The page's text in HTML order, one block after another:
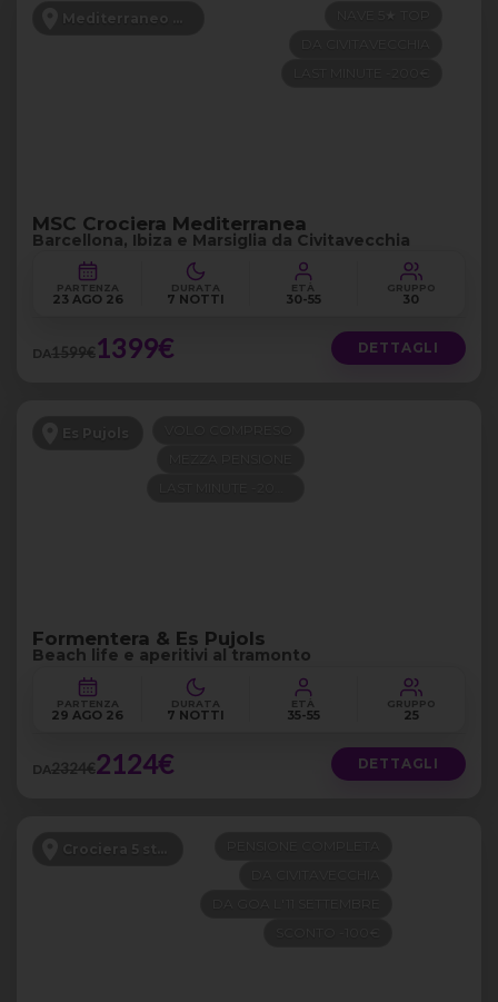
Mediterraneo Occidentale
MSC Crociera Mediterranea
Barcellona, Ibiza e Marsiglia da Civitavecchia
PARTENZA
23 AGO 26
DURATA
7 NOTTI
ETÀ
30-55
GRUPPO
30
DA1599€1399€ DETTAGLI
Es Pujols
Formentera & Es Pujols
Beach life e aperitivi al tramonto
PARTENZA
29 AGO 26
DURATA
7 NOTTI
ETÀ
35-55
GRUPPO
25
DA2324€2124€ DETTAGLI
Crociera 5 stelle